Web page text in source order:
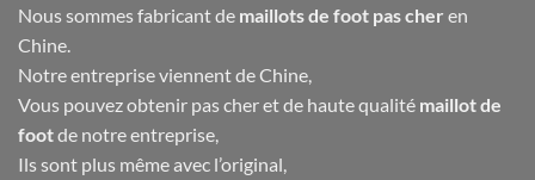
Nous sommes fabricant de maillots de foot pas cher en
Chine.
Notre entreprise viennent de Chine,
Vous pouvez obtenir pas cher et de haute qualité maillot de
footde notre entreprise,
Ils sont plus même avec l’original,